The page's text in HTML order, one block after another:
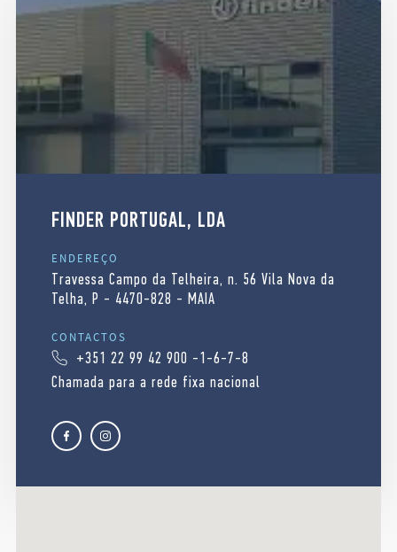
FINDER PORTUGAL, LDA
ENDEREÇO
Travessa Campo da Telheira, n. 56 Vila Nova da
Telha, P - 4470-828 - MAIA
CONTACTOS
+351 22 99 42 900 -1-6-7-8
Chamada para a rede fixa nacional